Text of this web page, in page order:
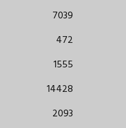
7039
472
1555
14428
2093